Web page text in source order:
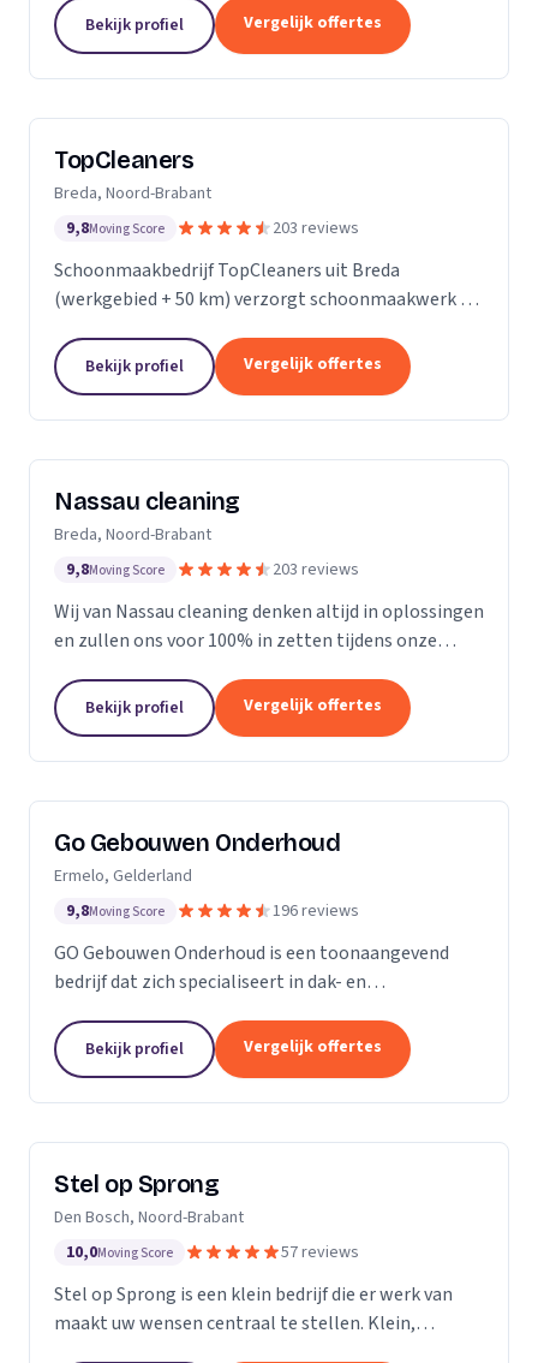
wij aanbieden in particulieren en zakelijke
omgevingen....
Bekijk profiel Vergelijk offertes
TopCleaners
Breda, Noord-Brabant
9,8Moving Score 203 reviews
Schoonmaakbedrijf TopCleaners uit Breda
(werkgebied + 50 km) verzorgt schoonmaakwerk bij
enthousiaste en vak geschoolde schoonmakers. Wij
leveren...
Bekijk profiel Vergelijk offertes
Nassau cleaning
Breda, Noord-Brabant
9,8Moving Score 203 reviews
Wij van Nassau cleaning denken altijd in oplossingen
en zullen ons voor 100% in zetten tijdens onze
Bekijk profiel Vergelijk offertes
Go Gebouwen Onderhoud
Ermelo, Gelderland
9,8Moving Score 196 reviews
GO Gebouwen Onderhoud is een toonaangevend
bedrijf dat zich specialiseert in dak- en
samenhangt. Met onze vakkundige aanpak zorgen
we ervoor dat uw pand...
Bekijk profiel Vergelijk offertes
Stel op Sprong
Den Bosch, Noord-Brabant
10,0Moving Score 57 reviews
Stel op Sprong is een klein bedrijf die er werk van
maakt uw wensen centraal te stellen. Klein,